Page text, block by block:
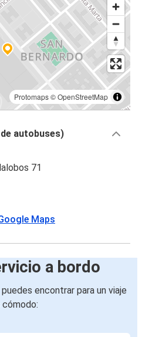
Protomaps©OpenStreetMap
autobuses)
71
Maps
a bordo
encontrar para un viaje
cómodo: